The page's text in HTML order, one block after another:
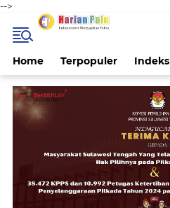
-->
Home Terpopuler Indeks